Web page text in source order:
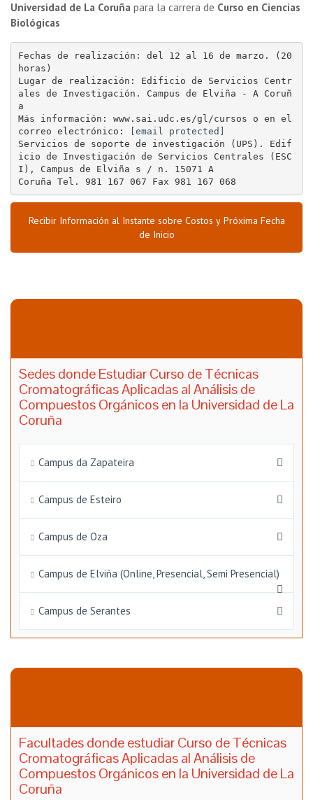
Universidad de La Coruña para la carrera de Curso en Ciencias
Biológicas
Fechas de realización: del 12 al 16 de marzo. (20
horas)
Lugar de realización: Edificio de Servicios Centr
ales de Investigación. Campus de Elviña - A Coruñ
a
Más información: www.sai.udc.es/gl/cursos o en el
correo electrónico:
[email protected]
Servicios de soporte de investigación (UPS). Edif
icio de Investigación de Servicios Centrales (ESC
I), Campus de Elviña s / n. 15071 A
Coruña Tel. 981 167 067 Fax 981 167 068
Recibir Información al Instante sobre Costos y Próxima Fecha
de Inicio
Sedes donde Estudiar Curso de Técnicas
Cromatográficas Aplicadas al Análisis de
Compuestos Orgánicos en la Universidad de La
Coruña
Campus da Zapateira
Campus de Esteiro
Campus de Oza
Campus de Elviña (Online, Presencial, Semi Presencial)
Campus de Serantes
Facultades donde estudiar Curso de Técnicas
Cromatográficas Aplicadas al Análisis de
Compuestos Orgánicos en la Universidad de La
Coruña